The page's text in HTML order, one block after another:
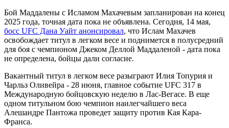
Бой Маддалены с Исламом Махачевым запланирован на конец
2025 года, точная дата пока не объявлена. Сегодня, 14 мая,
босс UFC Дана Уайт анонсировал, что Ислам Махачев
освобождает титул в легком весе и поднимется в полусредний
для боя с чемпионом Джеком Деллой Маддаленой - дата пока
не определена, бойцы дали согласие.
Вакантный титул в легком весе разыграют Илия Топурия и
Чарльз Оливейра - 28 июня, главное событие UFC 317 в
Международную бойцовскую неделю в Лас-Вегасе. В еще
одном титульном бою чемпион наилегчайшего веса
Алешандре Пантожа проведет защиту против Кая Кара-
Франса.